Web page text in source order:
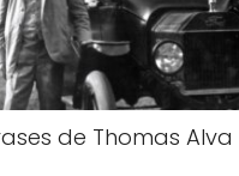
de Thomas Alva